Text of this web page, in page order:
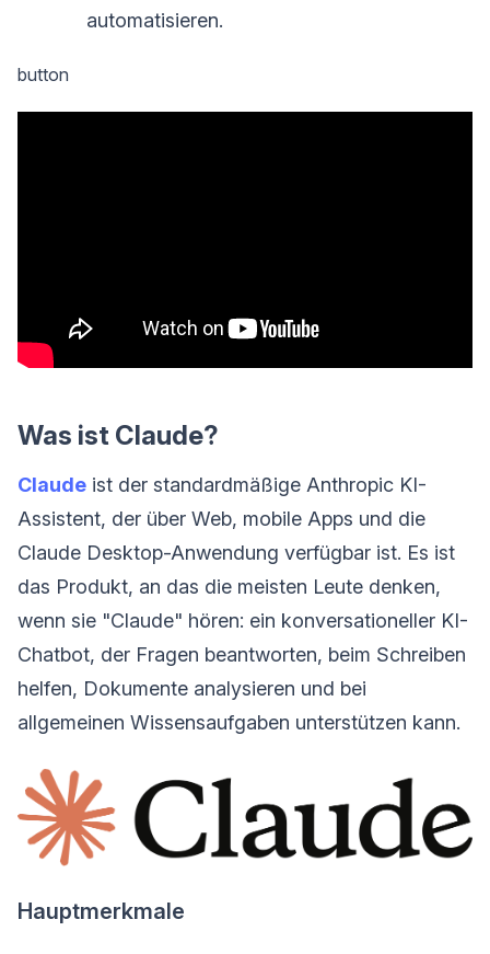
automatisieren.
button
Was ist Claude?
Claude ist der standardmäßige Anthropic KI-
Assistent, der über Web, mobile Apps und die
Claude Desktop-Anwendung verfügbar ist. Es ist
das Produkt, an das die meisten Leute denken,
wenn sie "Claude" hören: ein konversationeller KI-
Chatbot, der Fragen beantworten, beim Schreiben
helfen, Dokumente analysieren und bei
allgemeinen Wissensaufgaben unterstützen kann.
Hauptmerkmale